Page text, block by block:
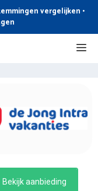
vergelijken •
Bekijk aanbieding